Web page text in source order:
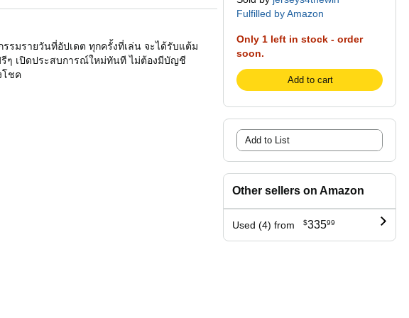
Fulfilled by Amazon
Only 1 left in stock - order
soon.
Add to cart
Add to List
Other sellers on Amazon
Used (4) from $33599
รมรายวันที่อัปเดต ทุกครั้งที่เล่น จะได้รับแต้ม
รีๆ เปิดประสบการณ์ใหม่ทันที ไม่ต้องมีบัญชี
โชค